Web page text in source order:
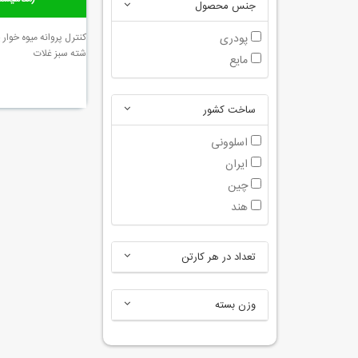
کنترل پروانه ميوه‌
شته سبز غلات
جنس محصول
پودری
مایع
ساخت کشور
اسلوونی
ایران
چین
هند
تعداد در هر کارتن
وزن بسته